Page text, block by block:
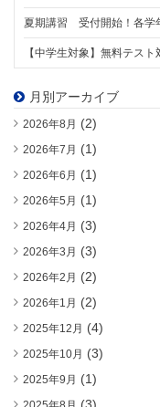
夏期講習 受付開始！各学
【中学生対象】無料テス
月別アーカイブ
2026年8月 (2)
2026年7月 (1)
2026年6月 (1)
2026年5月 (1)
2026年4月 (3)
2026年3月 (3)
2026年2月 (2)
2026年1月 (2)
2025年12月 (4)
2025年10月 (3)
2025年9月 (1)